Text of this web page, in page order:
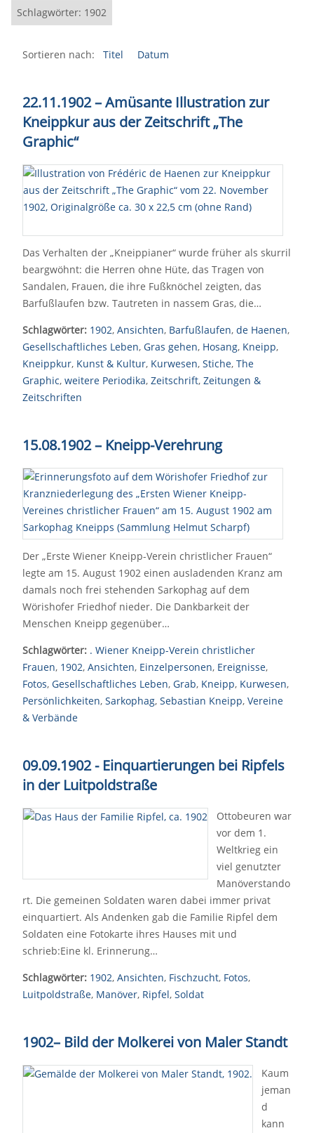
Schlagwörter: 1902
Sortieren nach: Titel Datum
22.11.1902 – Amüsante Illustration zur
Kneippkur aus der Zeitschrift „The
Graphic“
Das Verhalten der „Kneippianer“ wurde früher als skurril
beargwöhnt: die Herren ohne Hüte, das Tragen von
Sandalen, Frauen, die ihre Fußknöchel zeigten, das
Barfußlaufen bzw. Tautreten in nassem Gras, die…
Schlagwörter: 1902, Ansichten, Barfußlaufen, de Haenen,
Gesellschaftliches Leben, Gras gehen, Hosang, Kneipp,
Kneippkur, Kunst & Kultur, Kurwesen, Stiche, The
Graphic, weitere Periodika, Zeitschrift, Zeitungen &
Zeitschriften
15.08.1902 – Kneipp-Verehrung
Der „Erste Wiener Kneipp-Verein christlicher Frauen“
legte am 15. August 1902 einen ausladenden Kranz am
damals noch frei stehenden Sarkophag auf dem
Wörishofer Friedhof nieder. Die Dankbarkeit der
Menschen Kneipp gegenüber…
Schlagwörter: . Wiener Kneipp-Verein christlicher
Frauen, 1902, Ansichten, Einzelpersonen, Ereignisse,
Fotos, Gesellschaftliches Leben, Grab, Kneipp, Kurwesen,
Persönlichkeiten, Sarkophag, Sebastian Kneipp, Vereine
& Verbände
09.09.1902 - Einquartierungen bei Ripfels
in der Luitpoldstraße
Ottobeuren war
vor dem 1.
Weltkrieg ein
viel genutzter
Manöverstando
rt. Die gemeinen Soldaten waren dabei immer privat
einquartiert. Als Andenken gab die Familie Ripfel dem
Soldaten eine Fotokarte ihres Hauses mit und
schrieb:Eine kl. Erinnerung…
Schlagwörter: 1902, Ansichten, Fischzucht, Fotos,
Luitpoldstraße, Manöver, Ripfel, Soldat
1902– Bild der Molkerei von Maler Standt
Kaum
jeman
d
kann